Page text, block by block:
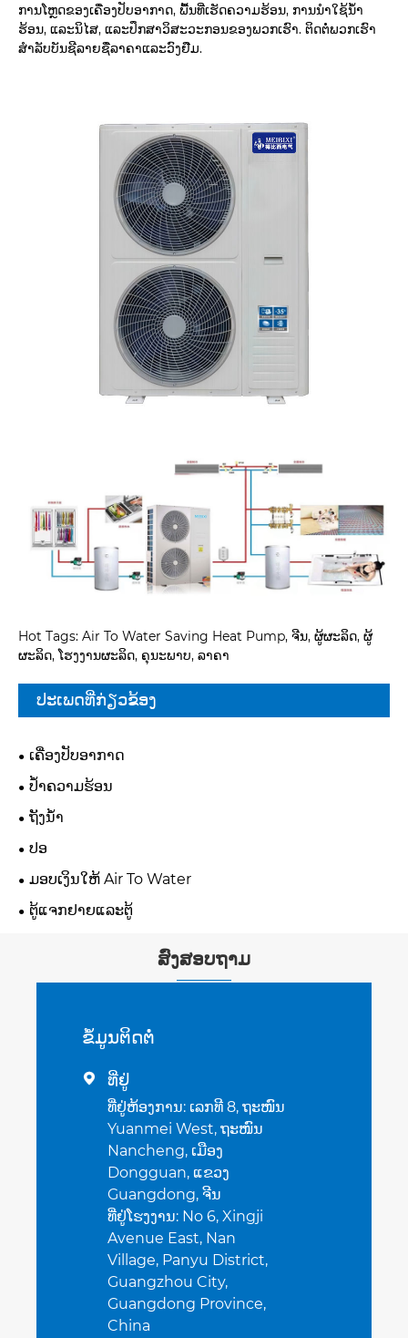
ການໂຫຼດຂອງເຄື່ອງປັບອາກາດ, ພື້ນທີ່ເຮັດຄວາມຮ້ອນ, ການນໍາໃຊ້ນ້ໍາ
ຮ້ອນ, ແລະນິໄສ, ແລະປຶກສາວິສະວະກອນຂອງພວກເຮົາ. ຕິດຕໍ່ພວກເຮົາ
ສໍາລັບບັນຊີລາຍຊື່ລາຄາແລະວົງຢືມ.
Hot Tags: Air To Water Saving Heat Pump, ຈີນ, ຜູ້ຜະລິດ, ຜູ້
ຜະລິດ, ໂຮງງານຜະລິດ, ຄຸນະພາບ, ລາຄາ
ປະເພດທີ່ກ່ຽວຂ້ອງ
ເຄື່ອງປັບອາກາດ
ປໍ້າຄວາມຮ້ອນ
ຖັງນໍ້າ
ປອ
ມອບເງິນໃຫ້ Air To Water
ຕູ້ແຈກຢາຍແລະຕູ້
ສົ່ງສອບຖາມ
ຂໍ້​ມູນ​ຕິດ​ຕໍ່
 ທີ່ຢູ່
ທີ່ຢູ່ຫ້ອງການ: ເລກທີ 8, ຖະໜົນ
Yuanmei West, ຖະໜົນ
Nancheng, ເມືອງ
Dongguan, ແຂວງ
Guangdong, ຈີນ
ທີ່ຢູ່ໂຮງງານ: No 6, Xingji
Avenue East, Nan
Village, Panyu District,
Guangzhou City,
Guangdong Province,
China